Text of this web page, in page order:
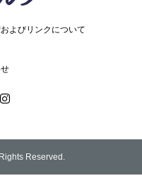
よびリンクについて
Reserved.